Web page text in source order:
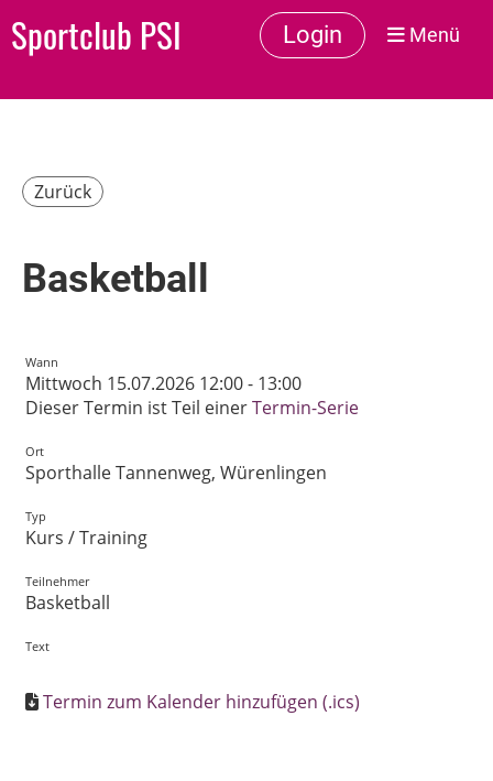
Sportclub PSI Login Menü
Zurück
Basketball
Wann
Mittwoch 15.07.2026 12:00 - 13:00
Dieser Termin ist Teil einerTermin-Serie
Ort
Sporthalle Tannenweg, Würenlingen
Typ
Kurs / Training
Teilnehmer
Basketball
Text
Termin zum Kalender hinzufügen (.ics)